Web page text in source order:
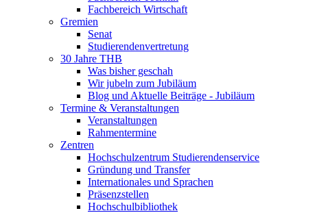
Fachbereich Wirtschaft
Gremien
Senat
Studierendenvertretung
30 Jahre THB
Was bisher geschah
Wir jubeln zum Jubiläum
Blog und Aktuelle Beiträge - Jubiläum
Termine & Veranstaltungen
Veranstaltungen
Rahmentermine
Zentren
Hochschulzentrum Studierendenservice
Gründung und Transfer
Internationales und Sprachen
Präsenzstellen
Hochschulbibliothek